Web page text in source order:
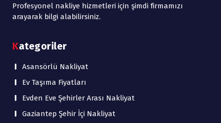
Profesyonel nakliye hizmetleri için şimdi firmamızı
arayarak bilgi alabilirsiniz.
Kategoriler
Asansörlü Nakliyat
Ev Taşıma Fiyatları
Evden Eve Şehirler Arası Nakliyat
Gaziantep Şehir İçi Nakliyat